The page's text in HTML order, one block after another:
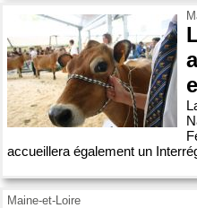
accueillera également un
Maine-et-Loire